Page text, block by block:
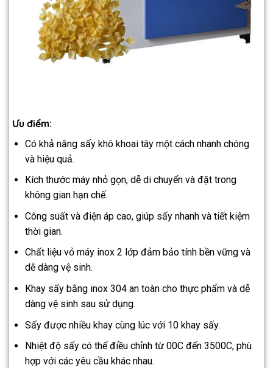
Ưu điểm:
Có khả năng sấy khô khoai tây một cách nhanh chóng
và hiệu quả.
Kích thước máy nhỏ gọn, dễ di chuyển và đặt trong
không gian hạn chế.
Công suất và điện áp cao, giúp sấy nhanh và tiết kiệm
thời gian.
Chất liệu vỏ máy inox 2 lớp đảm bảo tính bền vững và
dễ dàng vệ sinh.
Khay sấy bằng inox 304 an toàn cho thực phẩm và dễ
dàng vệ sinh sau sử dụng.
Sấy được nhiều khay cùng lúc với 10 khay sấy.
Nhiệt độ sấy có thể điều chỉnh từ 00C đến 3500C, phù
hợp với các yêu cầu khác nhau.